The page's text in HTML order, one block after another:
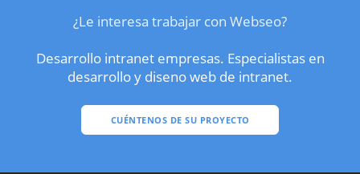
¿Le interesa trabajar con Webseo?
Desarrollo intranet empresas. Especialistas en
desarrollo y diseno web de intranet.
CUÉNTENOS DE SU PROYECTO